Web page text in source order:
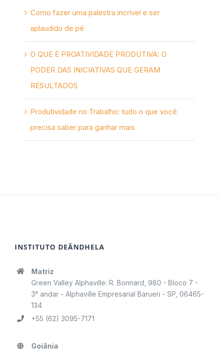
Como fazer uma palestra incrível e ser
aplaudido de pé
O QUE É PROATIVIDADE PRODUTIVA: O
PODER DAS INICIATIVAS QUE GERAM
RESULTADOS
Produtividade no Trabalho: tudo o que você
precisa saber para ganhar mais
INSTITUTO DEÂNDHELA
Matriz
Green Valley Alphaville: R. Bonnard, 980 - Bloco 7 -
3° andar - Alphaville Empresarial Barueri - SP, 06465-
134
+55 (62) 3095-7171
Goiânia